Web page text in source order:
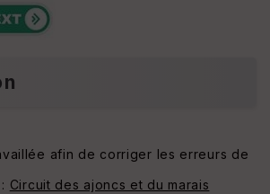
afin de corriger les erreurs de
Circuit des ajoncs et du marais